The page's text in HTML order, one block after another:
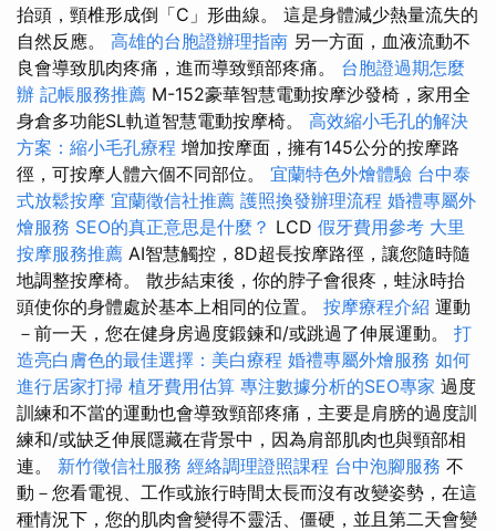
抬頭，頸椎形成倒「C」形曲線。 這是身體減少熱量流失的
自然反應。 高雄的台胞證辦理指南 另一方面，血液流動不
良會導致肌肉疼痛，進而導致頸部疼痛。 台胞證過期怎麼
辦 記帳服務推薦 M-152豪華智慧電動按摩沙發椅，家用全
身倉多功能SL軌道智慧電動按摩椅。 高效縮小毛孔的解決
方案：縮小毛孔療程 增加按摩面，擁有145公分的按摩路
徑，可按摩人體六個不同部位。 宜蘭特色外燴體驗 台中泰
式放鬆按摩 宜蘭徵信社推薦 護照換發辦理流程 婚禮專屬外
燴服務 SEO的真正意思是什麼？ LCD 假牙費用參考 大里
按摩服務推薦 AI智慧觸控，8D超長按摩路徑，讓您隨時隨
地調整按摩椅。 散步結束後，你的脖子會很疼，蛙泳時抬
頭使你的身體處於基本上相同的位置。 按摩療程介紹 運動
－前一天，您在健身房過度鍛鍊和/或跳過了伸展運動。 打
造亮白膚色的最佳選擇：美白療程 婚禮專屬外燴服務 如何
進行居家打掃 植牙費用估算 專注數據分析的SEO專家 過度
訓練和不當的運動也會導致頸部疼痛，主要是肩膀的過度訓
練和/或缺乏伸展隱藏在背景中，因為肩部肌肉也與頸部相
連。 新竹徵信社服務 經絡調理證照課程 台中泡腳服務 不
動－您看電視、工作或旅行時間太長而沒有改變姿勢，在這
種情況下，您的肌肉會變得不靈活、僵硬，並且第二天會變